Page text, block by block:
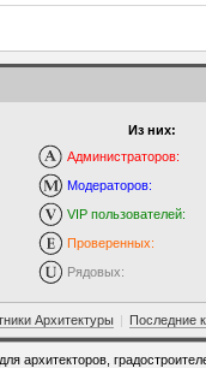
Из них:
Администраторов:
Модераторов:
VIP пользователей:
Проверенных:
Рядовых:
Архитектуры | Последние
архитекторов,